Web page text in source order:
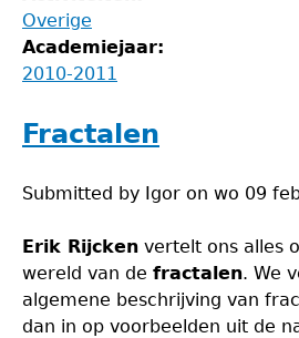
Overige
Academiejaar:
2010-2011
Fractalen
Submitted by Igor on wo 09
Erik Rijcken vertelt ons alles
wereld van de fractalen. We
algemene beschrijving van
dan in op voorbeelden uit de